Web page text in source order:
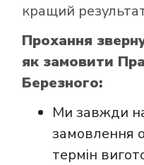
кращий
Прохання
як замовити
Березного:
Ми завжди
замовлення
термін